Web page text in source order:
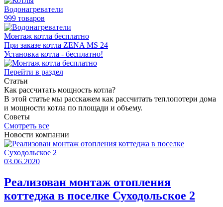
Водонагреватели
999 товаров
Монтаж котла бесплатно
При заказе котла ZENA MS 24
Установка котла - бесплатно!
Перейти в раздел
Статьи
Как раcсчитать мощность котла?
В этой статье мы расскажем как рассчитать теплопотери дома
и мощности котла по площади и объему.
Советы
Смотреть все
Новости компании
03.06.2020
Реализован монтаж отопления
коттеджа в поселке Суходольское 2